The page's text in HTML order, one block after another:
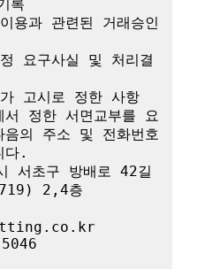
록
용과 관련된 거래승인
요구사실 및 처리결
고시로 정한 사항
정한 서면교부를 요
의 주소 및 전화번호
다.
서초구 방배로 42길
2,4층